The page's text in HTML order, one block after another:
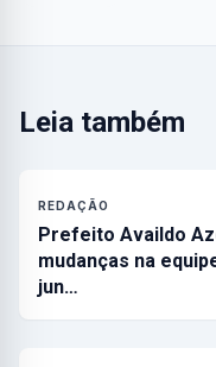
Leia também
REDAÇÃO
Prefeito Availdo
mudanças na
jun…